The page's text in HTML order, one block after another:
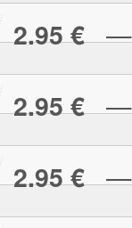
2.95 €—
2.95 €—
2.95 €—